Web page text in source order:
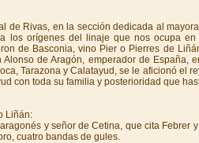
de Rivas, en la sección dedicada al
los orígenes del linaje que nos ocupa
de Basconia, vino Pier o Pierres de
Alonso de Aragón, emperador de España,
Tarazona y Calatayud, se le aficionó el
con toda su familia y posterioridad que
Liñán:
y señor de Cetina, que cita Febrer
cuatro bandas de gules.